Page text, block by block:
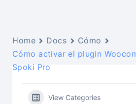
Home Docs
Cómo
Cómo activar el plugin
Spoki Pro
View Categories